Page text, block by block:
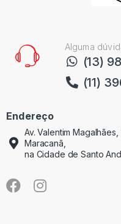
Alguma
(13)
(11)
Endereço
Av. Valentim
Maracanã,
na Cidade de Santo